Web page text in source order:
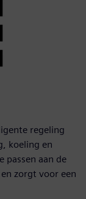
regeling
koeling en
passen aan de
zorgt voor een